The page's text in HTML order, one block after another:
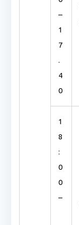
–
1
7
.
4
0
1
8
:
0
0
–